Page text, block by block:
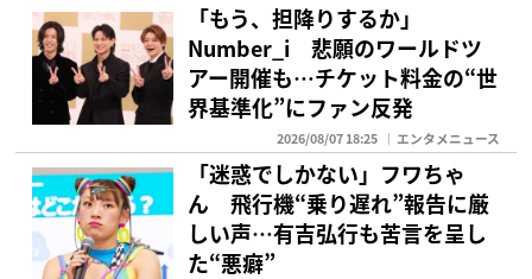
「もう、担降りするか」
Number_i 悲願のワールドツ
アー開催も…チケット料金の“世
界基準化”にファン反発
2026/08/07 18:25 エンタメニュース
「迷惑でしかない」フワちゃ
ん 飛行機“乗り遅れ”報告に厳
しい声…有吉弘行も苦言を呈し
た“悪癖”